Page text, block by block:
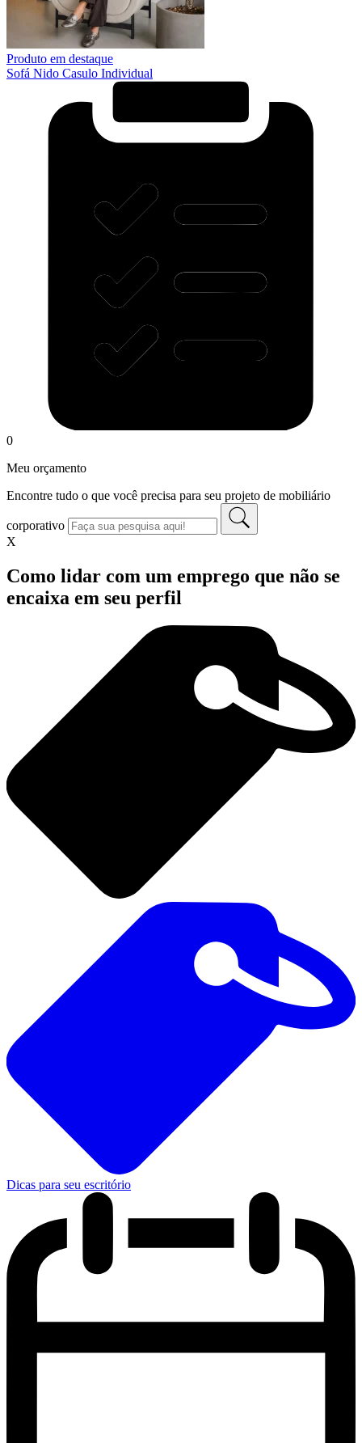
Produto em destaque
Sofá Nido Casulo Individual
0
Meu orçamento
Encontre tudo o que você precisa para seu projeto de mobiliário
corporativo
X
Como lidar com um emprego que não se
encaixa em seu perfil
Dicas para seu escritório